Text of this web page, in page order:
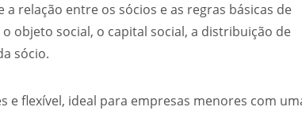
relação entre os sócios e as regras básicas de
objeto social, o capital social, a distribuição de
sócio.
e flexível, ideal para empresas menores com